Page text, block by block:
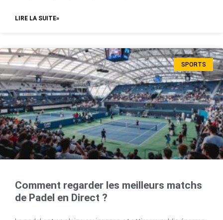
LIRE LA SUITE»
SPORTS
Comment regarder les meilleurs matchs
de Padel en Direct ?